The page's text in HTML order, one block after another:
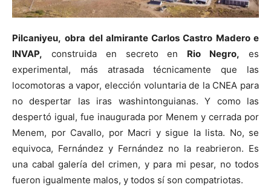
Pilcaniyeu, obra del almirante Carlos Castro Madero e
INVAP, construida en secreto en Rio Negro, es
experimental, más atrasada técnicamente que las
locomotoras a vapor, elección voluntaria de la CNEA para
no despertar las iras washintonguianas. Y como las
despertó igual, fue inaugurada por Menem y cerrada por
Menem, por Cavallo, por Macri y sigue la lista. No, se
equivoca, Fernández y Fernández no la reabrieron. Es
una cabal galería del crimen, y para mi pesar, no todos
fueron igualmente malos, y todos sí son compatriotas.